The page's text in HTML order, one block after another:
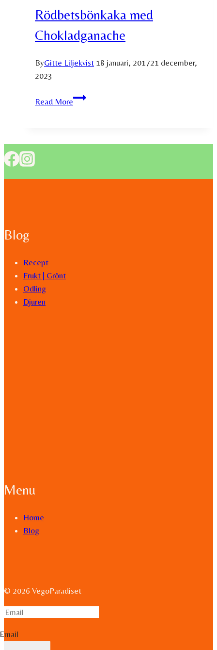
Rödbetsbönkaka med
Chokladganache
ByGitte Liljekvist 18 januari, 201721 december,
2023
Read MoreRödbetsbönkaka
Blog
Recept
Frukt | Grönt
Odling
Djuren
Menu
Home
Blog
© 2026 VegoParadiset
Email